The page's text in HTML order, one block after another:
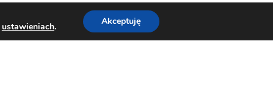
Dumnie wspierane przezWordPress
ustawieniach. Akceptuję